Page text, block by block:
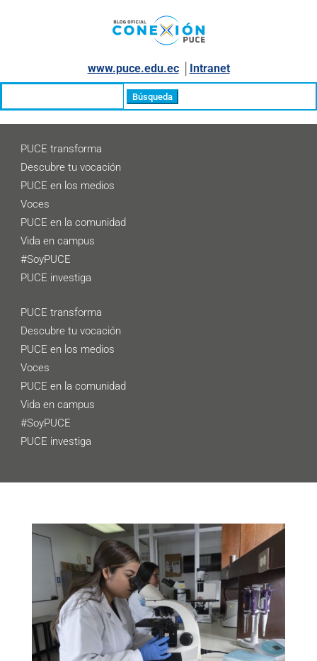
www.puce.edu.ec│ Intranet
PUCE transforma
Descubre tu vocación
PUCE en los medios
Voces
PUCE en la comunidad
Vida en campus
#SoyPUCE
PUCE investiga
PUCE transforma
Descubre tu vocación
PUCE en los medios
Voces
PUCE en la comunidad
Vida en campus
#SoyPUCE
PUCE investiga